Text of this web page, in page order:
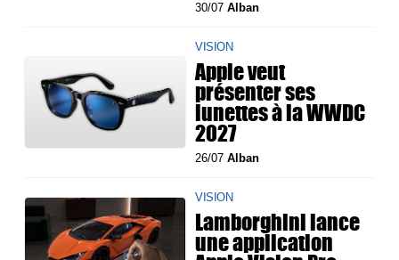
30/07Alban
VISION
Apple veut
présenter ses
lunettes à la WWDC
2027
26/07Alban
VISION
Lamborghini lance
une application